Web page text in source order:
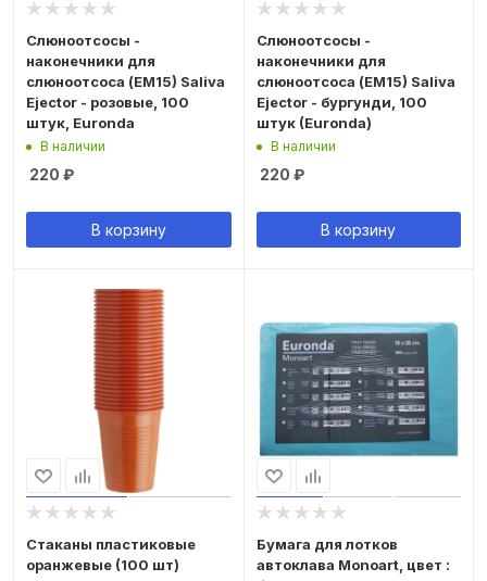
Слюноотсосы -
наконечники для
слюноотсоса (ЕМ15) Saliva
Ejector - розовые, 100
штук, Euronda
В наличии
220 ₽
В корзину
Слюноотсосы -
наконечники для
слюноотсоса (ЕМ15) Saliva
Ejector - бургунди, 100
штук (Euronda)
В наличии
220 ₽
В корзину
Стаканы пластиковые
оранжевые (100 шт)
Бумага для лотков
автоклава Monoart, цвет :